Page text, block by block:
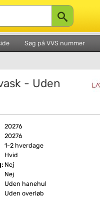
Søg på VVS nummer
- Uden
20276
20276
1-2 hverdage
Hvid
Nej
Nej
Uden hanehul
Uden overløb